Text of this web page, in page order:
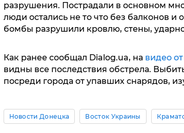
разрушения. Пострадали в основном
люди остались не то что без балконов и
бомбы разрушили кровлю, стены,
Как ранее сообщал Dialog.ua, навидео
видны все последствия обстрела.
посреди города от упавших снарядов,
Новости Донецка Восток Украины